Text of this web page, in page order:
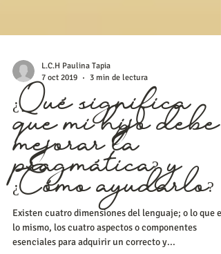
L.C.H Paulina Tapia
7 oct 2019
3 min de lectura
¿Qué significa
que mi hijo debe
mejorar la
pragmática? y
¿Cómo ayudarlo?
Existen cuatro dimensiones del lenguaje; o lo que es